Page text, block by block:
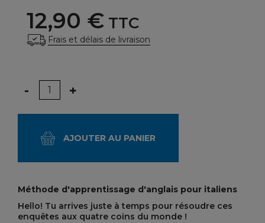
12,90 € TTC
Frais et délais de livraison
Quantité
- +
AJOUTER AU PANIER
Méthode d'apprentissage d'anglais pour italiens
Hello! Tu arrives juste à temps pour résoudre ces
enquêtes aux quatre coins du monde !